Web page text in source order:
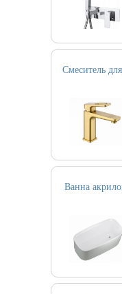
Смеситель
Ванна